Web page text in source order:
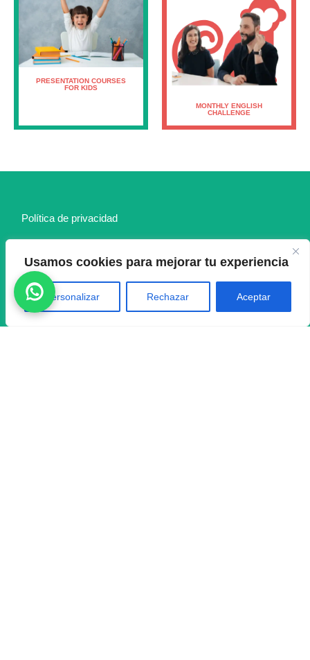
Usamos cookies para mejorar tu experiencia
Personalizar Rechazar Aceptar
PRESENTATION COURSES
FOR KIDS
MONTHLY ENGLISH
CHALLENGE
Política de privacidad
Declaración de accesibilidad
Mapa del sitio